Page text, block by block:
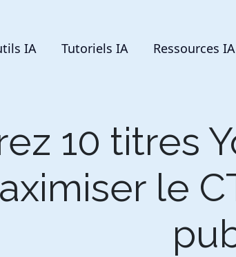
IA Tutoriels IA Ressources IA
10 titres
le